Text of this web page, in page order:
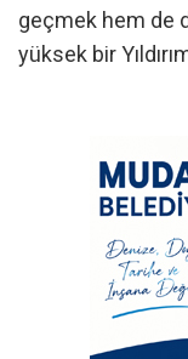
geçmek hem de
yüksek bir